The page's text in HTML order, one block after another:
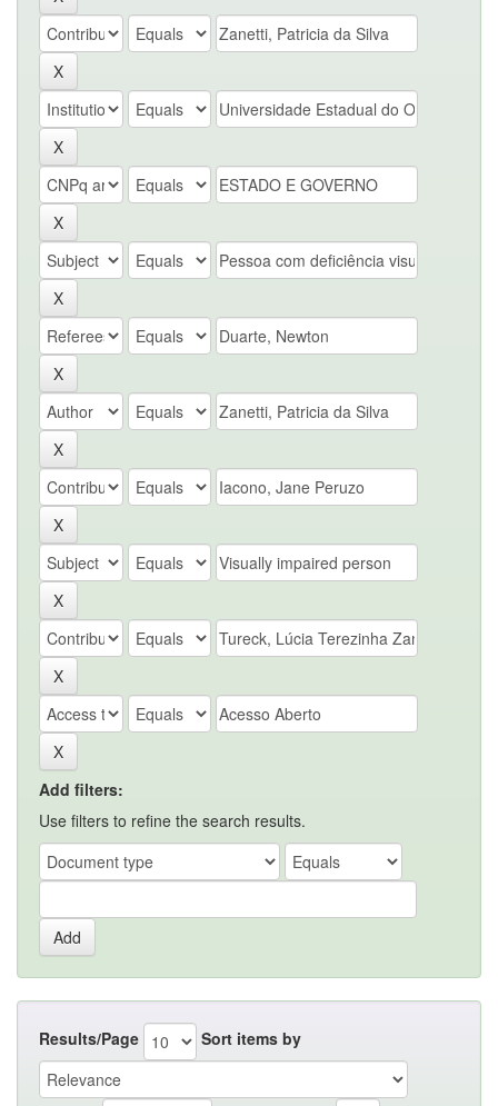
Add filters:
Use filters to refine the search results.
Results/Page Sort items by